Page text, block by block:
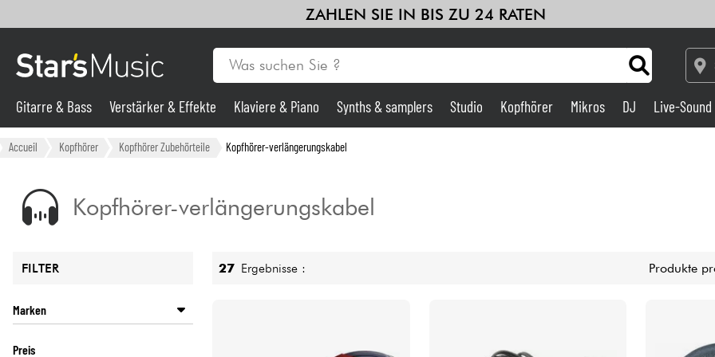
ZAHLEN SIE IN BIS ZU 24 RATEN
Gitarre & Bass
Violinen & Quartett
Gitarre & Bass Verstärker & Effekte Klaviere & Piano Synths & samplers Studio Kopfhörer Mikros DJ Live-Sound
Accueil Kopfhörer Kopfhörer Zubehörteile Kopfhörer-verlängerungskabel
Kopfhörer-verlängerungskabel
FILTER
Marken
Preis
27 Ergebnisse : Produkte